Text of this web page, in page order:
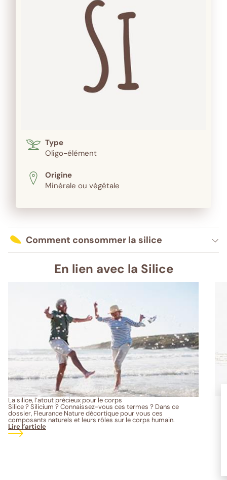
Type
Oligo-élément
Origine
Minérale ou végétale
Comment consommer la silice
En lien avec la Silice
La silice, l’atout précieux pour le corps
Silice ? Silicium ? Connaissez-vous ces termes ? Dans ce
dossier, Fleurance Nature décortique pour vous ces
composants naturels et leurs rôles sur le corps humain.
Lire l’article